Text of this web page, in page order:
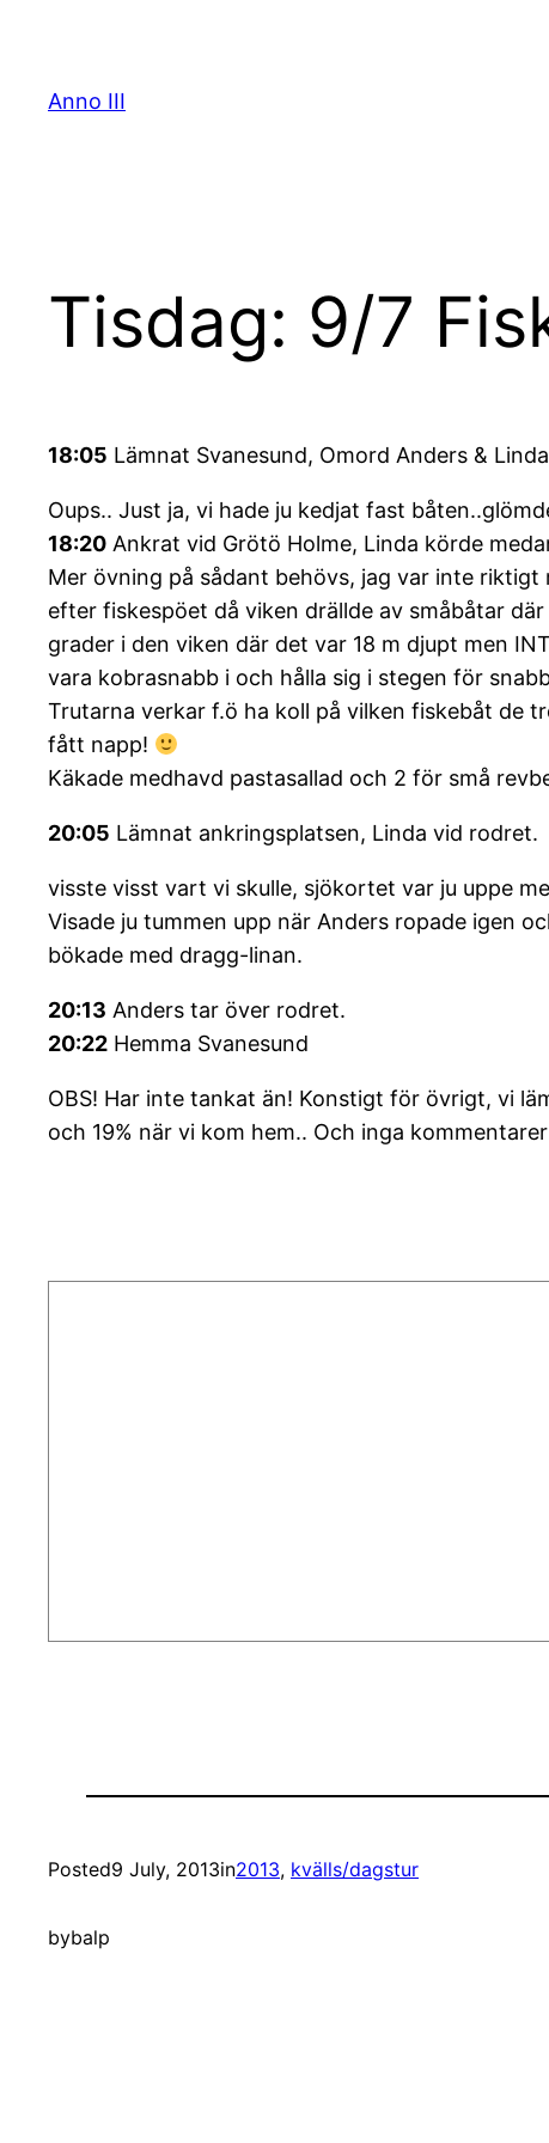
content
Anno III
Tisdag: 9/7
18:05 Lämnat Svanesund, Omord Anders &
Oups.. Just ja, vi hade ju kedjat fast
18:20 Ankrat vid Grötö Holme, Linda körde
Mer övning på sådant behövs, jag var inte riktigt
efter fiskespöet då viken drällde av småbåtar
grader i den viken där det var 18 m djupt men
vara kobrasnabb i och hålla sig i stegen för
Trutarna verkar f.ö ha koll på vilken fiskebåt de
fått napp!
Käkade medhavd pastasallad och 2 för små
20:05 Lämnat ankringsplatsen, Linda vid rodret.
visste visst vart vi skulle, sjökortet var ju uppe
Visade ju tummen upp när Anders ropade igen
bökade med dragg-linan.
20:13 Anders tar över rodret.
20:22 Hemma Svanesund
OBS! Har inte tankat än! Konstigt för övrigt, vi
och 19% när vi kom hem.. Och inga
Posted9 July, 2013in2013, kvälls/dagstur
bybalp